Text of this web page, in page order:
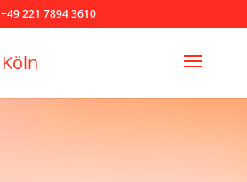
+49 221 7894 3610